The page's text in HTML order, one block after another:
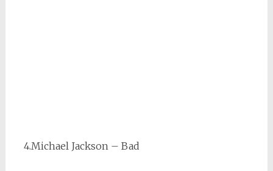
4.Michael Jackson – Bad